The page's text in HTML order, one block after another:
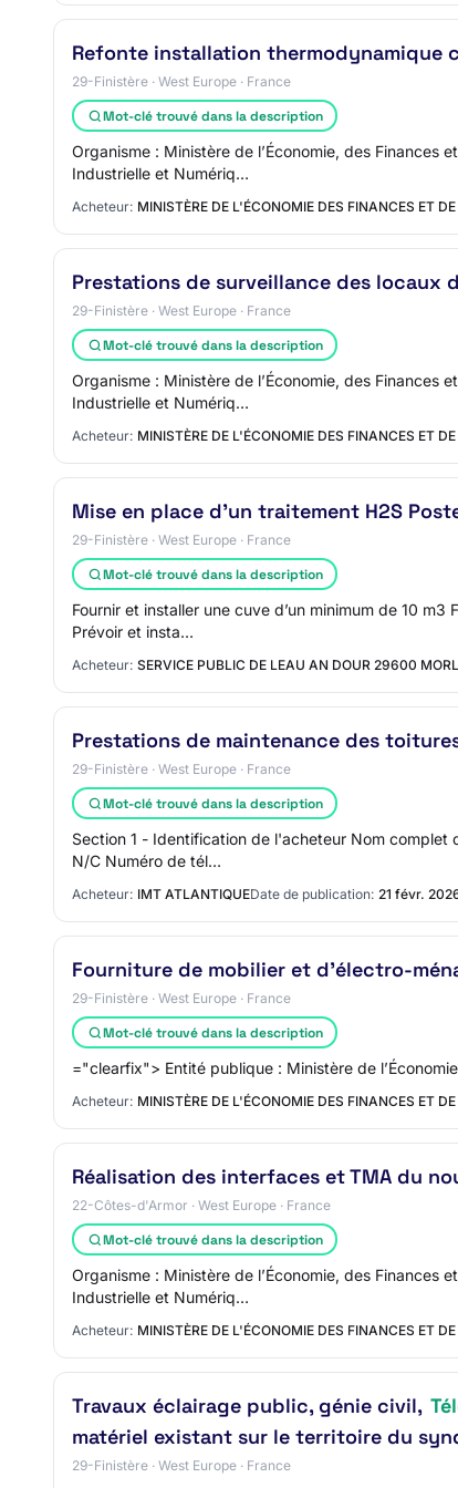
Refonte installation thermodynamique
29-Finistère · West Europe · France
Mot-clé trouvé dans la description
Organisme : Ministère de l’Économie, des Finances
Industrielle et Numériq…
Acheteur: MINISTÈRE DE L'ÉCONOMIE DES FINANCES ET
Prestations de surveillance des locaux
29-Finistère · West Europe · France
Mot-clé trouvé dans la description
Organisme : Ministère de l’Économie, des Finances
Industrielle et Numériq…
Acheteur: MINISTÈRE DE L'ÉCONOMIE DES FINANCES ET
Mise en place d’un traitement H2S
29-Finistère · West Europe · France
Mot-clé trouvé dans la description
Fournir et installer une cuve d’un minimum de 10
Prévoir et insta…
Acheteur: SERVICE PUBLIC DE LEAU AN DOUR 29600
Prestations de maintenance des
29-Finistère · West Europe · France
Mot-clé trouvé dans la description
Section 1 - Identification de l'acheteur Nom
N/C Numéro de tél…
Acheteur: IMT ATLANTIQUEDate de publication: 21 févr.
Fourniture de mobilier et d’électro-
29-Finistère · West Europe · France
Mot-clé trouvé dans la description
="clearfix"> Entité publique : Ministère de
Acheteur: MINISTÈRE DE L'ÉCONOMIE DES FINANCES ET
Réalisation des interfaces et TMA du
22-Côtes-d'Armor · West Europe · France
Mot-clé trouvé dans la description
Organisme : Ministère de l’Économie, des Finances
Industrielle et Numériq…
Acheteur: MINISTÈRE DE L'ÉCONOMIE DES FINANCES ET
Travaux éclairage public, génie civil,
matériel existant sur le territoire du
29-Finistère · West Europe · France